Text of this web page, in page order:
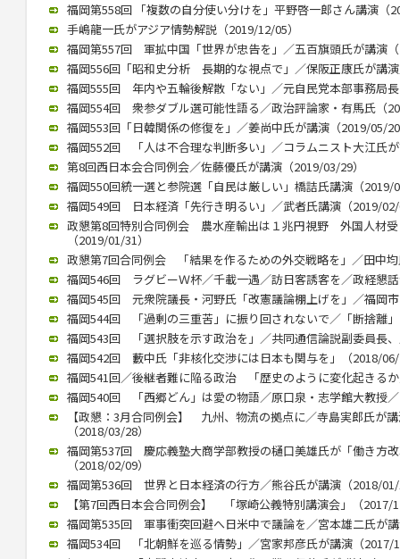
福岡第558回 「複数の自分使い分けを」平野啓一郎さん講演（
手嶋龍一氏がアジア情勢解説（2019/12/05）
福岡第557回 軍拡中国「世界が忠告を」／五百旗頭氏が講演
福岡556回「昭和史分析 長期的な視点で」／保阪正康氏が講
福岡555回 年内や五輪後解散「ない」／元自民党本部事務局
福岡554回 衆参ダブル選可能性語る／政治評論家・有馬氏（
福岡553回「日韓関係の修復を」／姜尚中氏が講演（2019/05/
福岡552回 「人は不合理な判断多い」／コラムニスト大江氏
第8回西日本会合同例会／佐藤優氏が講演（2019/03/29）
福岡550回統一選と参院選「自民は厳しい」橋詰氏講演（2019/
福岡549回 日本経済「先行き明るい」／武者氏講演（2019/
政懇第8回特別合同例会 農水産輸出は１兆円視野 外国人材受
（2019/01/31）
政懇第7回合同例会 「結果を作るための外交戦略を」／田中
福岡546回 ラグビーＷ杯／千載一遇／訪日客誘客を／政経懇
福岡545回 元衆院議長・河野氏「改憲議論棚上げを」／福岡
福岡544回 「過剰の三重苦」に振り回されないで／「断捨離
福岡543回 「選択肢を示す政治を」／共同通信論説副委員長
福岡542回 藪中氏「非核化交渉には日本も関与を」（2018/
福岡541回／後継者難に陥る政治 「歴史のように変化起きる
福岡540回 「西郷どん」は愛の物語／原口泉・志学館大教授
【政懇：3月合同例会】 九州、物流の拠点に／寺島実郎氏が
（2018/03/28）
福岡第537回 慶応義塾大商学部教授の樋口美雄氏が「働き方
（2018/02/09）
福岡第536回 世界と日本経済の行方／熊谷氏が講演（2018/
【第7回西日本会合同例会】 「塚崎公義特別講演会」（2017/
福岡第535回 軍事衝突回避へ日米中で議論を／宮本雄二氏が
福岡534回 「北朝鮮を巡る情勢」／宮家邦彦氏が講演（2017/